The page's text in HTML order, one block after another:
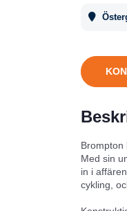
Brompton
Med sin
in i
cykling,